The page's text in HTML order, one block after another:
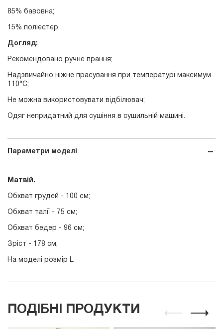
85% бавовна;
15% поліестер.
Догляд:
Рекомендовано ручне прання;
Надзвичайно ніжне прасування при температурі максимум
110°С;
Не можна використовувати відбілювач;
Одяг непридатний для сушіння в сушильній машині.
Параметри моделі
Матвій.
Обхват грудей - 100 см;
Обхват талії - 75 см;
Обхват бедер - 96 см;
Зріст - 178 см;
На моделі розмір L.
ПОДІБНІ ПРОДУКТИ